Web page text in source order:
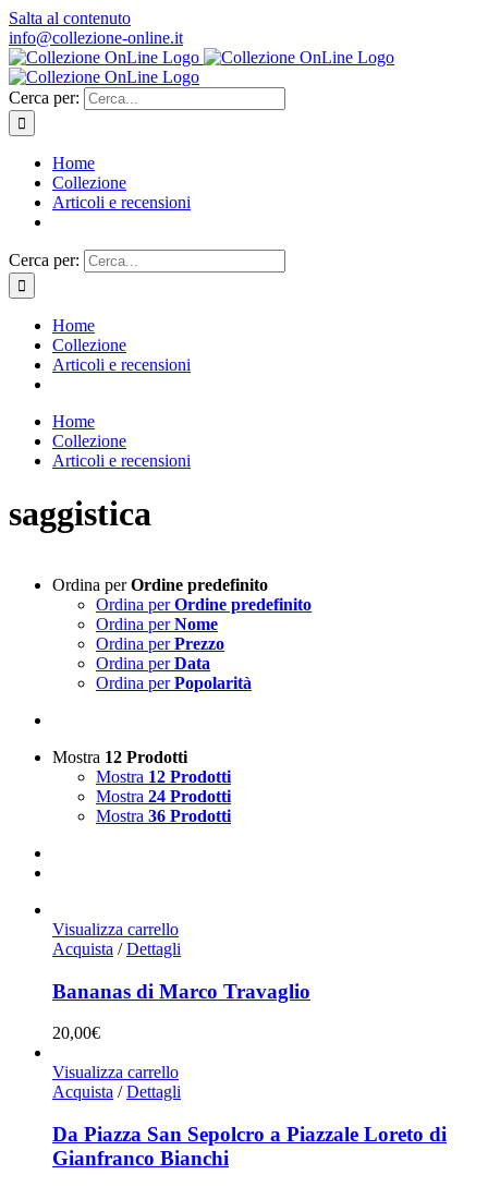
Salta al contenuto
info@collezione-online.it
Cerca per:
Home
Collezione
Articoli e recensioni
Cerca per:
Home
Collezione
Articoli e recensioni
Home
Collezione
Articoli e recensioni
saggistica
Ordina perOrdine predefinito
Ordina perOrdine predefinito
Ordina perNome
Ordina perPrezzo
Ordina perData
Ordina perPopolarità
Mostra 12 Prodotti
Mostra 12 Prodotti
Mostra 24 Prodotti
Mostra 36 Prodotti
Visualizza carrello
Acquista / Dettagli
Bananas di Marco Travaglio
20,00€
Visualizza carrello
Acquista / Dettagli
Da Piazza San Sepolcro a Piazzale Loreto di
Gianfranco Bianchi